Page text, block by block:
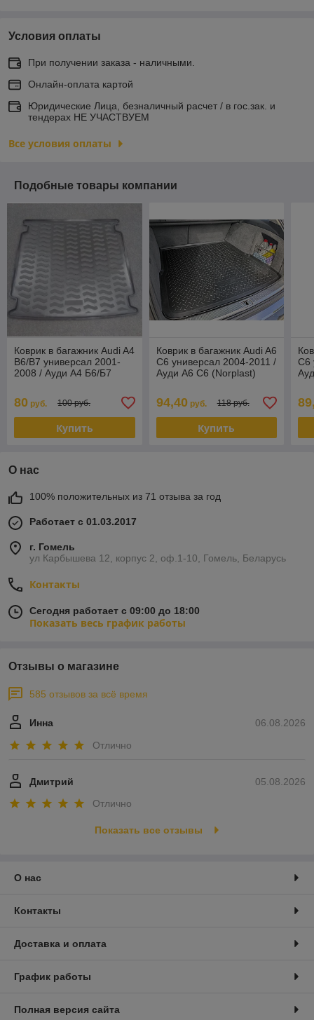
Условия оплаты
При получении заказа - наличными.
Онлайн-оплата картой
Юридические Лица, безналичный расчет / в гос.зак. и
тендерах НЕ УЧАСТВУЕМ
Все условия оплаты
Подобные товары компании
Коврик в багажник Audi A4
B6/B7 универсал 2001-
2008 / Ауди А4 Б6/Б7
80 руб. 100 руб.
Купить
Коврик в багажник Audi A6
C6 универсал 2004-2011 /
Ауди А6 С6 (Norplast)
94,40руб. 118 руб.
Купить
C6
О нас
100% положительных из 71 отзыва за год
Работает с 01.03.2017
г. Гомель
ул Карбышева 12, корпус 2, оф.1-10, Гомель, Беларусь
Контакты
Сегодня работает с 09:00 до 18:00
Показать весь график работы
Отзывы о магазине
585 отзывов за всё время
06.08.2026
Инна
Отлично
05.08.2026
Дмитрий
Отлично
Показать все отзывы
О нас
Контакты
Доставка и оплата
График работы
Полная версия сайта